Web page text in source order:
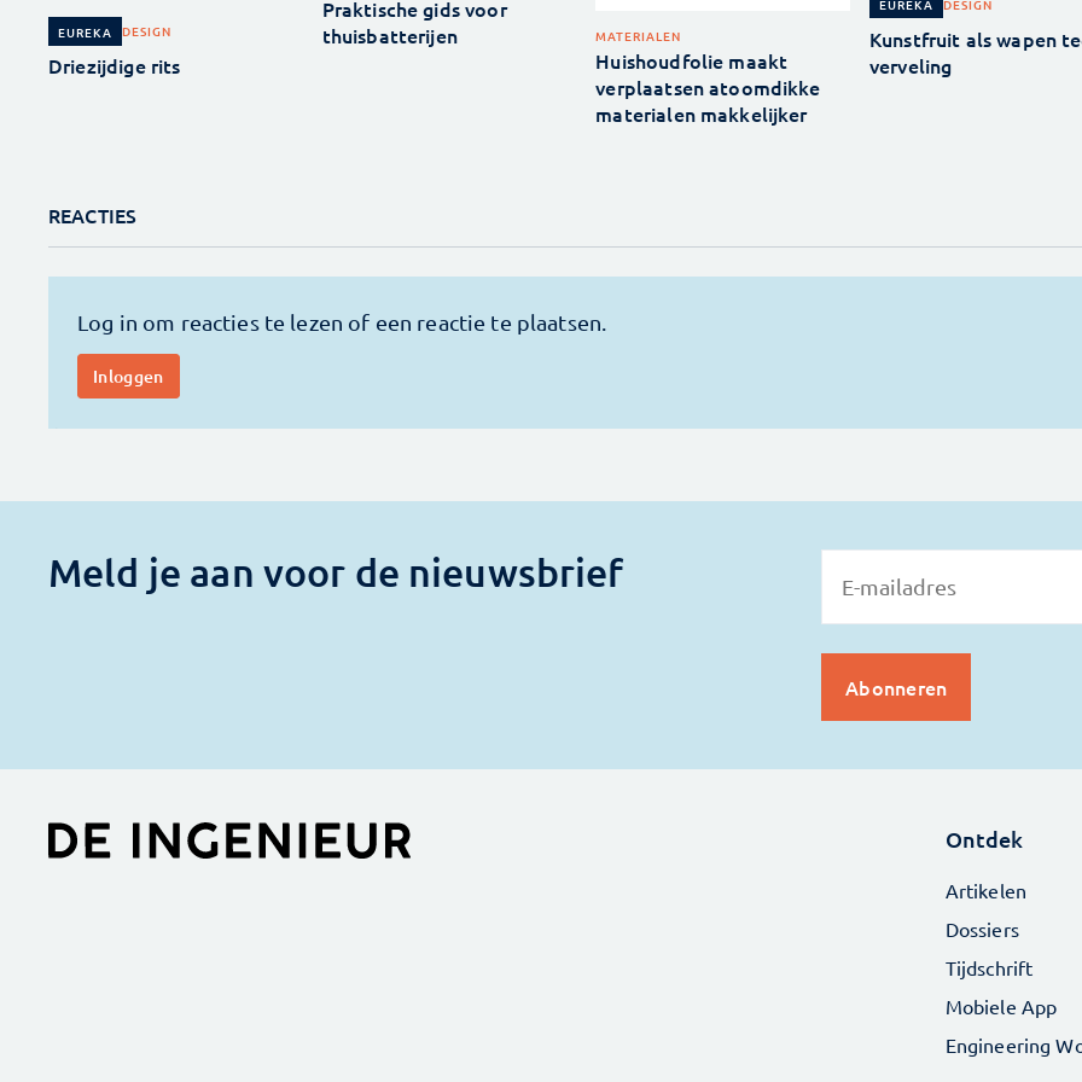
EUREKA DESIGN
Driezijdige rits
Praktische gids voor
thuisbatterijen
MATERIALEN
Huishoudfolie maakt
verplaatsen atoomdikke
materialen makkelijker
EUREKA DESIGN
Kunstfruit als wapen
verveling
REACTIES
Meld je aan voor de nieuwsbrief
Ontdek
Artikelen
Dossiers
Tijdschrift
Mobiele App
Engineering